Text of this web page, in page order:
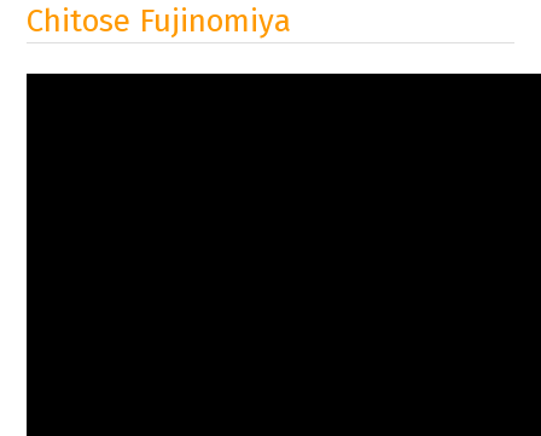
Chitose Fujinomiya